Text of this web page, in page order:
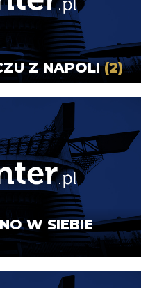
Z NAPOLI(2)
W SIEBIE